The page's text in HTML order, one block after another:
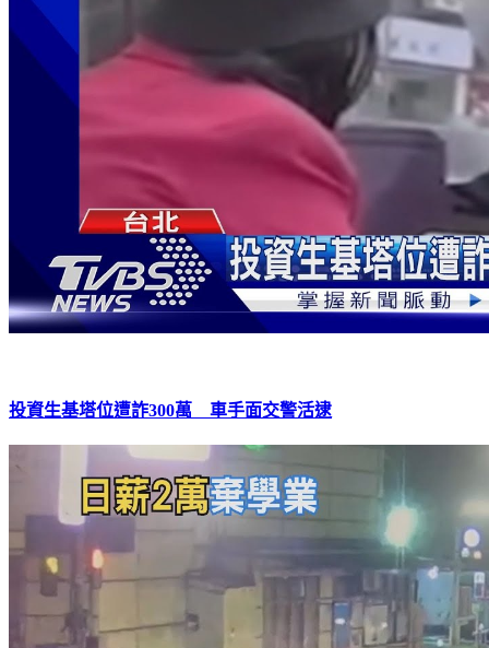
投資生基塔位遭詐300萬 車手面交警活逮